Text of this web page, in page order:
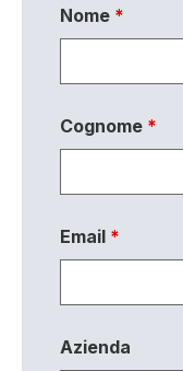
Nome *
Cognome *
Email *
Azienda